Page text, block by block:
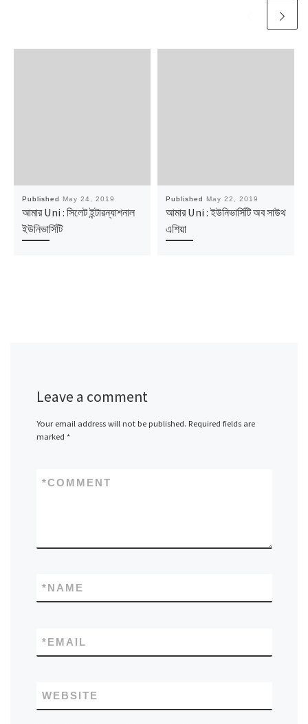
Published May 24, 2019
আমার Uni : সিলেট ইন্টারন্যাশনাল
ইউনিভার্সিটি
Published May 22, 2019
আমার Uni : ইউনিভার্সিটি অব সাউথ
এশিয়া
Leave a comment
Your email address will not be published. Required fields are
marked *
COMMENT
*
NAME
*
EMAIL
*
WEBSITE